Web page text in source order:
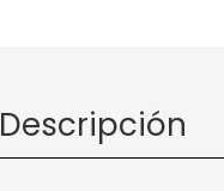
Descripción